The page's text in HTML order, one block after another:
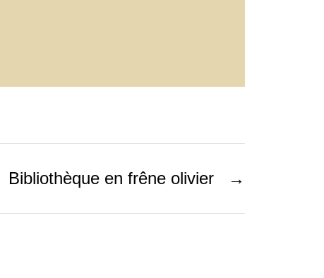
→
Bibliothèque en frêne olivier